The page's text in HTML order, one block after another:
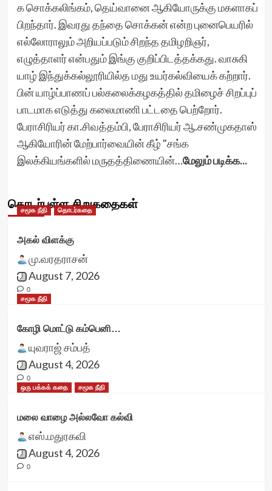
க சொக்கலிங்கம், தெய்வானை ஆகியோருக்கு மகளாகப்
பிறந்தார். இவரது தந்தை சொக்கன் என்ற புனைபெயரில்
எல்லோராலும் அறியப்படும் சிறந்த தமிழறிஞர்,
எழுத்தாளர் என்பதும் இங்கு குறிப்பிடத்தக்கது. வாசுகி
யாழ் இந்துக்கல்லூரியில்த மது உயர்கல்வியைக் கற்றார்.
பின் யாழ்ப்பாணப் பல்கலைக்கழகத்தில் தமிழைச் சிறப்புப்
பாடமாக எடுத்து கலைமாணி பட்டதை பெற்றோர்.
பேராசிரியர் கா.சிவத்தம்பி, பேராசிரியர் ஆ.சண்முகதாஸ்
ஆகியோரின் மேற்பார்வையின் கீழ் "சங்க
இலக்கியங்களில் மருதத்திணையின்…மேலும் படிக்க...
தொடர்புள்ள சிறுகதைகள்
சமூக நீதி தொடர்கதை
அகல் விளக்கு
மு.வரதராசன்
August 7, 2026
0
சமூக நீதி
கோழி மொட்டு கம்பெனி…
யுவராஜ் சம்பத்
August 4, 2026
0
ஒரு பக்கக் கதை
சமூக நீதி
மலை வாழை அல்லவோ கல்வி
எஸ்.மதுரகவி
August 4, 2026
0